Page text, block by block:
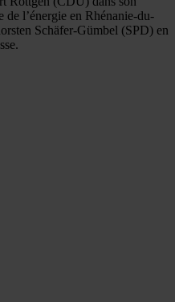
de l’énergie en Rhénanie-du-
Schäfer-Gümbel (SPD) en